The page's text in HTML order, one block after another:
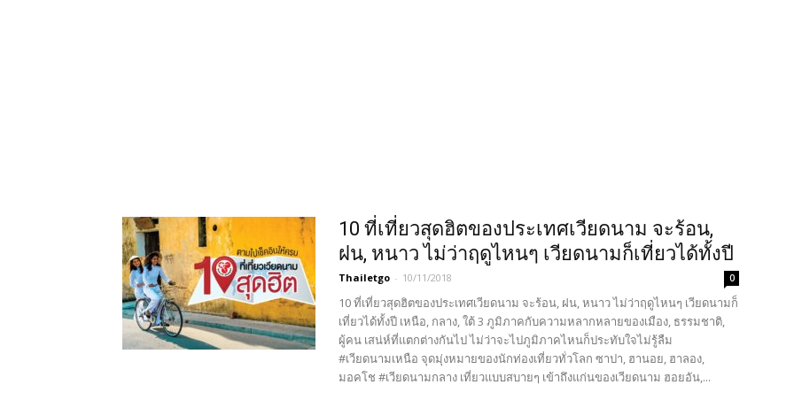
10 ที่เที่ยวสุดฮิตของประเทศเวียดนาม จะร้อน,
ฝน, หนาว ไม่ว่าฤดูไหนๆ เวียดนามก็เที่ยวได้ทั้งปี
Thailetgo - 10/11/2018 0
10 ที่เที่ยวสุดฮิตของประเทศเวียดนาม จะร้อน, ฝน, หนาว ไม่ว่าฤดูไหนๆ เวียดนามก็
เที่ยวได้ทั้งปี เหนือ, กลาง, ใต้ 3 ภูมิภาคกับความหลากหลายของเมือง, ธรรมชาติ,
ผู้คน เสน่ห์ที่แตกต่างกันไป ไม่ว่าจะไปภูมิภาคไหนก็ประทับใจไม่รู้ลืม
#เวียดนามเหนือ จุดมุ่งหมายของนักท่องเที่ยวทั่วโลก ซาปา, ฮานอย, ฮาลอง,
มอคโช #เวียดนามกลาง เที่ยวแบบสบายๆ เข้าถึงแก่นของเวียดนาม ฮอยอัน,...